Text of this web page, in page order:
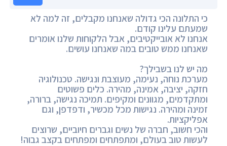
כי התלונה הכי גדולה שאנחנו מקבלים, זה למה לא
שמעתם עלינו קודם.
אנחנו לא אובייקטיבים, אבל הלקוחות שלנו אומרים
שאנחנו ממש טובים במה שאנחנו עושים.
מה יש לנו בשבילך?
מערכת נוחה, נעימה, מעוצבת ונגישה. טכנולוגיה
חזקה, יציבה, אמינה, מהירה. כלים פשוטים
ומתקדמים, מגוונים ומקיפים. תמיכה נגישה, ברורה,
זמינה ומהירה. נגישות מכל מכשיר, ודפדפן, וגם
אפליקציות.
והכי חשוב, חברה של נשים וגברים חיוביים, שרוצים
לעשות טוב בעולם, ומתפתחים ומפתחים בקצב גבוה!